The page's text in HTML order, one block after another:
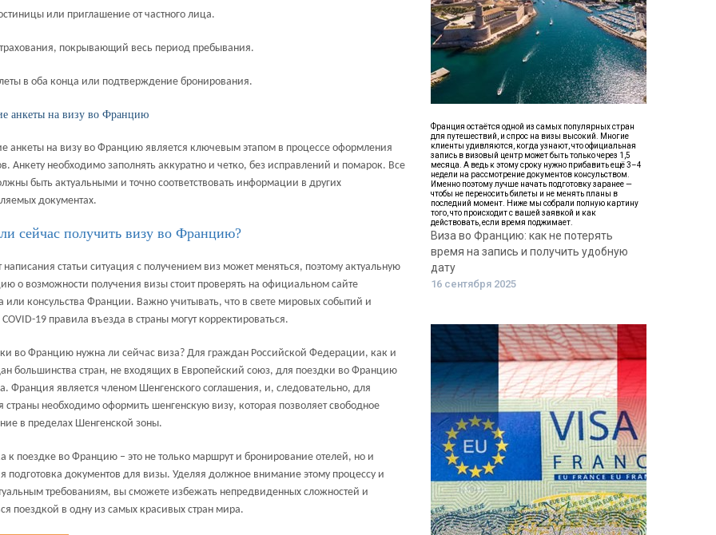
или приглашение от частного лица.
покрывающий весь период пребывания.
в оба конца или подтверждение бронирования.
анкеты на визу во Францию
анкеты на визу во Францию является ключевым этапом в процессе оформления
Анкету необходимо заполнять аккуратно и четко, без исправлений и помарок. Все
быть актуальными и точно соответствовать информации в других
документах.
сейчас получить визу во Францию?
статьи ситуация с получением виз может меняться, поэтому актуальную
о возможности получения визы стоит проверять на официальном сайте
или консульства Франции. Важно учитывать, что в свете мировых событий и
19 правила въезда в страны могут корректироваться.
во Францию нужна ли сейчас виза? Для граждан Российской Федерации, как и
большинства стран, не входящих в Европейский союз, для поездки во Францию
Франция является членом Шенгенского соглашения, и, следовательно, для
страны необходимо оформить шенгенскую визу, которая позволяет свободное
в пределах Шенгенской зоны.
к поездке во Францию – это не только маршрут и бронирование отелей, но и
подготовка документов для визы. Уделяя должное внимание этому процессу и
требованиям, вы сможете избежать непредвиденных сложностей и
поездкой в одну из самых красивых стран мира.
Франция остаётся одной из самых популярных стран
для путешествий, и спрос на визы высокий. Многие
клиенты удивляются, когда узнают, что официальная
запись в визовый центр может быть только через 1,5
месяца. А ведь к этому сроку нужно прибавить ещё 3–4
недели на рассмотрение документов консульством.
Именно поэтому лучше начать подготовку заранее —
чтобы не переносить билеты и не менять планы в
последний момент. Ниже мы собрали полную картину
того, что происходит с вашей заявкой и как
действовать, если время поджимает.
Виза во Францию: как не потерять
время на запись и получить удобную
дату
16 сентября 2025